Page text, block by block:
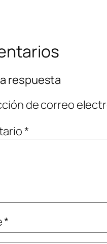
respuesta
de correo
*
*